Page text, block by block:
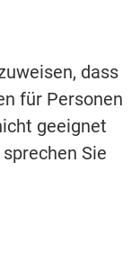
dass
für Personen
geeignet
Sie